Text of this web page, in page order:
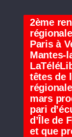
2ème
Paris à
Mantes-
têtes de
mars
pari
d’Île de
et que